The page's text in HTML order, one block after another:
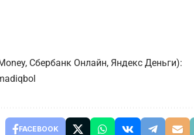
Сбербанк Онлайн, Яндекс Деньги):
FACEBOOK